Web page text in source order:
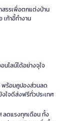
รรเพื่อตกแต่งบ้าน
เก้าอี้ทำงาน
นไลน์ได้อย่างจุใจ
พร้อมคูปองส่วนลด
ใจดีส่งฟรีทั่วประเทศ
ลดแรงทุกเดือน ทั้ง